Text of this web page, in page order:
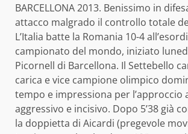
BARCELLONA 2013. Benissimo in
attacco malgrado il controllo totale
L’Italia batte la Romania 10-4
campionato del mondo, iniziato
Picornell di Barcellona. Il Settebello
carica e vice campione olimpico
tempo e impressiona per l’approccio
aggressivo e incisivo. Dopo 5’38 già
la doppietta di Aicardi (pregevole